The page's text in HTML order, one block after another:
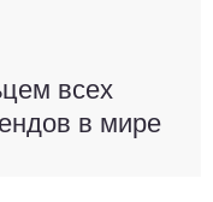
всех
в мире